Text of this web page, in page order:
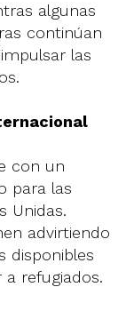
algunas
continúan
las
con un
para las
Unidas.
advirtiendo
disponibles
refugiados.